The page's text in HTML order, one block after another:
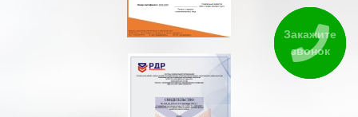
Закажите
звонок